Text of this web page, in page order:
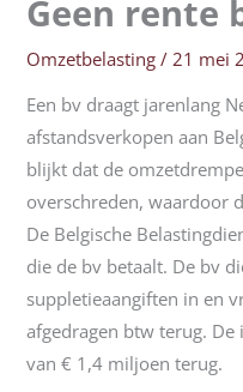
Geen rente
Omzetbelasting / 21 mei
Een bv draagt jarenlang
afstandsverkopen aan
blijkt dat de
overschreden, waardoor
De Belgische
die de bv betaalt. De bv
suppletieaangiften in en
afgedragen btw terug.
van € 1,4 miljoen terug.